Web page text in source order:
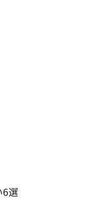
6選